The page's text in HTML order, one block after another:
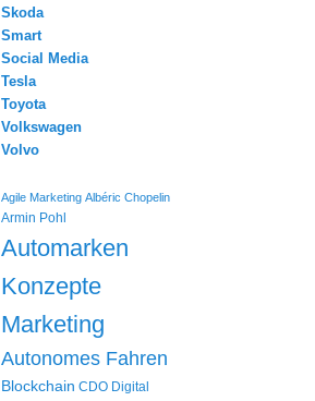
Skoda
Smart
Social Media
Tesla
Toyota
Volkswagen
Volvo
Agile Marketing Albéric Chopelin
Armin Pohl
Automarken
Konzepte
Marketing
Autonomes Fahren
Blockchain CDO Digital